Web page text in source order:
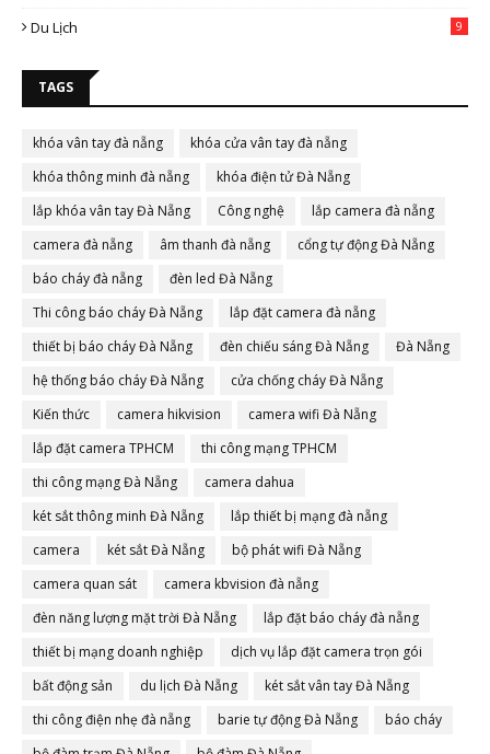
Du Lịch 9
TAGS
khóa vân tay đà nẵng
khóa cửa vân tay đà nẵng
khóa thông minh đà nẵng
khóa điện tử Đà Nẵng
lắp khóa vân tay Đà Nẵng
Công nghệ
lắp camera đà nẵng
camera đà nẵng
âm thanh đà nẵng
cổng tự động Đà Nẵng
báo cháy đà nẵng
đèn led Đà Nẵng
Thi công báo cháy Đà Nẵng
lắp đặt camera đà nẵng
thiết bị báo cháy Đà Nẵng
đèn chiếu sáng Đà Nẵng
Đà Nẵng
hệ thống báo cháy Đà Nẵng
cửa chống cháy Đà Nẵng
Kiến thức
camera hikvision
camera wifi Đà Nẵng
lắp đặt camera TPHCM
thi công mạng TPHCM
thi công mạng Đà Nẵng
camera dahua
két sắt thông minh Đà Nẵng
lắp thiết bị mạng đà nẵng
camera
két sắt Đà Nẵng
bộ phát wifi Đà Nẵng
camera quan sát
camera kbvision đà nẵng
đèn năng lượng mặt trời Đà Nẵng
lắp đặt báo cháy đà nẵng
thiết bị mạng doanh nghiệp
dịch vụ lắp đặt camera trọn gói
bất động sản
du lịch Đà Nẵng
két sắt vân tay Đà Nẵng
thi công điện nhẹ đà nẵng
barie tự động Đà Nẵng
báo cháy